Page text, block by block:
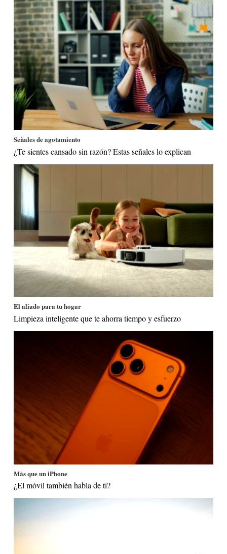
Señales de agotamiento
¿Te sientes cansado sin razón? Estas señales lo explican
El aliado para tu hogar
Limpieza inteligente que te ahorra tiempo y esfuerzo
Más que un iPhone
¿El móvil también habla de ti?